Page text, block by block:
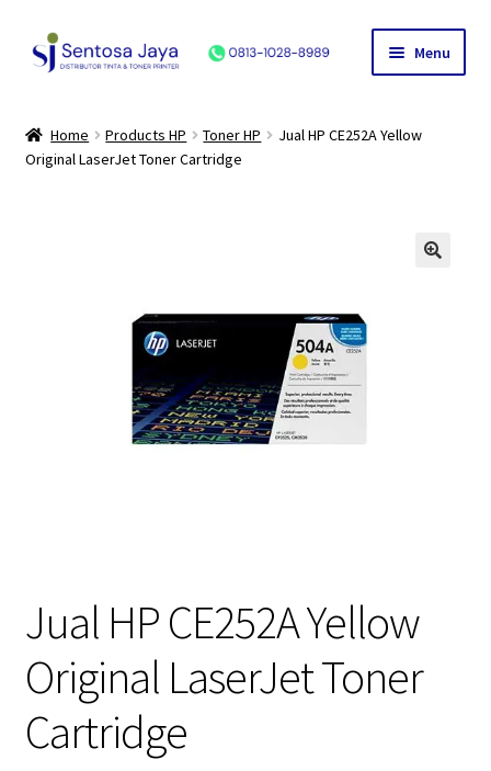
Skip
to
Skip
to
Menu
Produk
Home Products HP Toner HP
Jual HP CE252A Yellow
Original LaserJet Toner Cartridge
Jual HP CE252A Yellow
Original LaserJet Toner
Cartridge